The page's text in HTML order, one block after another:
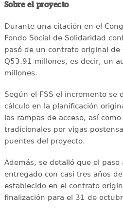
Sobre el proyecto
Durante una citación en el
Fondo Social de Solidaridad
pasó de un contrato original de
Q53.91 millones, es decir, un
millones.
Según el FSS el incremento se
cálculo en la planificación
las rampas de acceso, así
tradicionales por vigas
puentes del proyecto.
Además, se detalló que el paso
entregado con casi tres años
establecido en el contrato
finalización para el 31 de